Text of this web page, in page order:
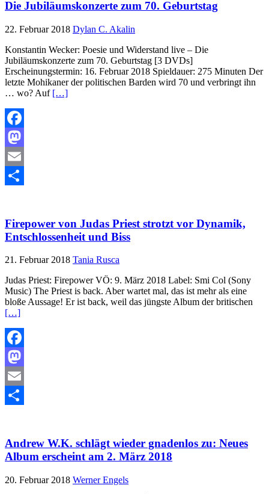
Die Jubiläumskonzerte zum 70. Geburtstag
22. Februar 2018 Dylan C. Akalin
Konstantin Wecker: Poesie und Widerstand live – Die
Jubiläumskonzerte zum 70. Geburtstag [3 DVDs]
Erscheinungstermin: 16. Februar 2018 Spieldauer: 275 Minuten Der
letzte Mohikaner der politischen Barden wird 70 und verbringt ihn
… wo? Auf […]
Facebook
Mastodon
Email
Firepower von Judas Priest strotzt vor Dynamik,
Entschlossenheit und Biss
21. Februar 2018 Tania Rusca
Judas Priest: Firepower VÖ: 9. März 2018 Label: Smi Col (Sony
Music) The Priest is back. Aber wartet mal, das ist mehr als eine
bloße Aussage! Er ist back, weil das jüngste Album der britischen
[…]
Facebook
Mastodon
Email
Andrew W.K. schlägt wieder gnadenlos zu: Neues
Album erscheint am 2. März 2018
20. Februar 2018 Werner Engels